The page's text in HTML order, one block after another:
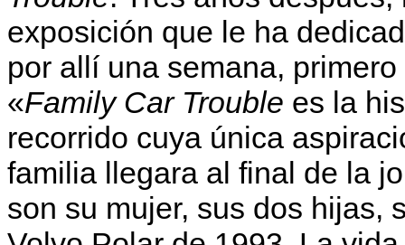
exposición que le ha
por allí una semana,
«Family Car Trouble es la
recorrido cuya única
familia llegara al final de la
son su mujer, sus dos hijas,